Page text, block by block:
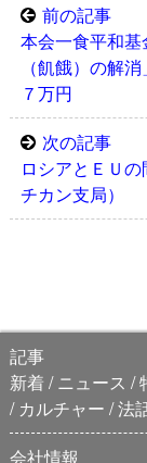
前の記事
本会一食平和
（飢餓）の解
７万円
次の記事
ロシアとＥＵ
チカン支局）
記事
新着
ニュース
カルチャー 法
会社情報